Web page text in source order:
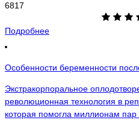
6817
Подробнее
Особенности беременности
Экстракорпоральное
революционная технология в
которая помогла миллионам пар